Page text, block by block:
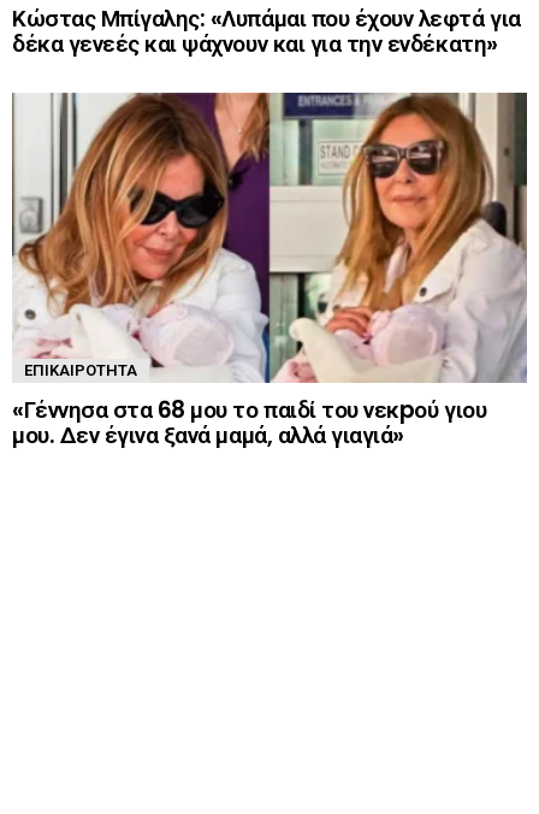
Κώστας Μπίγαλης: «Λυπάμαι που έχουν λεφτά για
δέκα γενεές και ψάχνουν και για την ενδέκατη»
ΕΠΙΚΑΙΡΌΤΗΤΑ
«Γέννησα στα 68 μου το παιδί του νεκpού γιου
μου. Δεν έγινα ξανά μαμά, αλλά γιαγιά»